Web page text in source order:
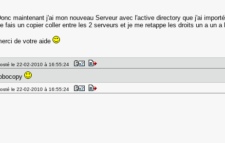
maintenant j'ai mon nouveau Serveur avec l'active directory que j'ai
fais un copier coller entre les 2 serveurs et je me retappe les droits un a un
de votre aide
le 22-02-2010 à 16:55:24
le 22-02-2010 à 16:55:24